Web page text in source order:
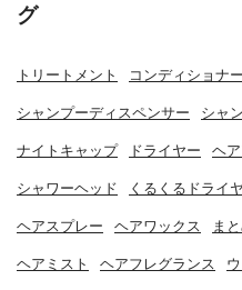
グ
トリートメント コンディショナー
シャンプーディスペンサー シャ
ナイトキャップ ドライヤー ヘ
シャワーヘッド くるくるドライ
ヘアスプレー ヘアワックス ま
ヘアミスト ヘアフレグランス